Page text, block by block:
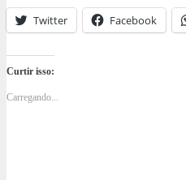
Twitter Facebook
Curtir isso:
Carregando...